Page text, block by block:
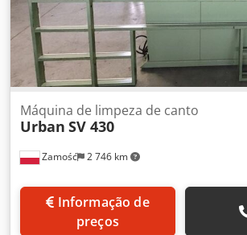
Zamość 2 746 km
Máquina de limpeza de canto
Urban SV 430
preços